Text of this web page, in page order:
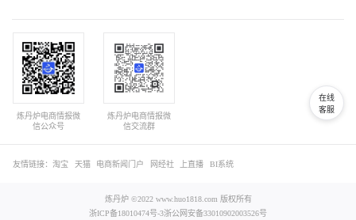
炼丹炉电商情报微
信公众号
炼丹炉电商情报微
信交流群
友情链接：淘宝 天猫 电商新闻门户 网经社 上直播 BI系统
炼丹炉 ©2022 www.huo1818.com 版权所有
浙ICP备18010474号-3浙公网安备33010902003526号
在线
客服